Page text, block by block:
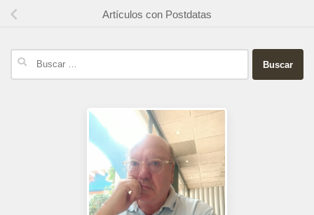
Artículos con Postdatas
Buscar: